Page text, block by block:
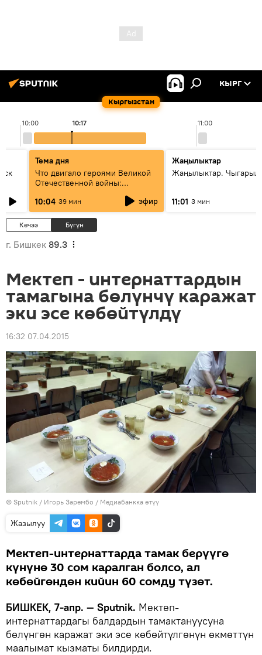
Кыргызстан
КЫРГ
10:00 11:00
10:17
Тема дня
Что двигало героями Великой
Отечественной войны:
Тулебердиева
10:04 39 мин эфир
Жаңылыктар
Жаңылыктар.
11:01 3 мин
Кечээ Бүгүн
г. Бишкек 89.3
Мектеп - интернаттардын
тамагына бөлүнчү каражат
эки эсе көбөйтүлдү
16:32 07.04.2015
© Sputnik / Игорь Зарембо / Медиабанкка өтүү
Жазылуу
Мектеп-интернаттарда тамак берүүгө
күнүнө 30 сом каралган болсо, ал
көбөйгөндөн кийин 60 сомду түзөт.
БИШКЕК, 7-апр. — Sputnik. Мектеп-
интернаттардагы балдардын тамактануусуна
бөлүнгөн каражат эки эсе көбөйтүлгөнүн өкмөттүн
маалымат кызматы билдирди.